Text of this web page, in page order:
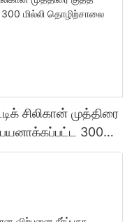
சிலிகான் முத்திரை
300